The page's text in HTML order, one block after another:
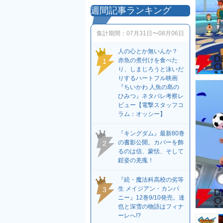
週間記事ランキング
集計期間： 07月31日〜08月06日
1
人の心とか無いんか？
赤魚の煮付けを食べた
り、しまじろうと泳いだ
りするハートフル映画
『ちいかわ 人魚の島の
ひみつ』ネタバレ考察レ
ビュー【電撃スタッフコ
ラム：オッシー】
2
『キングダム』最新80巻
の書影公開。カバーを飾
るのは信、蒙恬、そして
鎧姿の羌瘣！
3
『続・魔法科高校の劣等
生 メイジアン・カンパ
ニー』12巻9/10発売。達
也と深雪の物語はフィナ
ーレへ!?